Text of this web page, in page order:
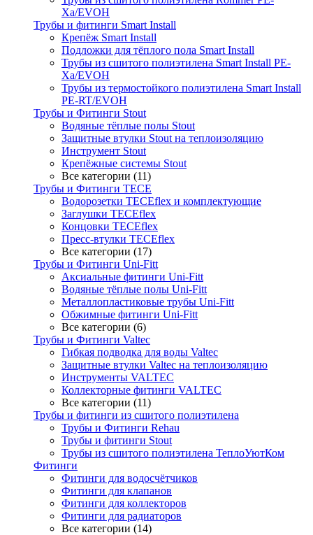
Xa/EVOH
Трубы и фитинги Smart Install
Крепёж Smart Install
Подложки для тёплого пола Smart Install
Трубы из сшитого полиэтилена Smart Install PE-
Xa/EVOH
Трубы из термостойкого полиэтилена Smart Install
PE-RT/EVOH
Трубы и Фитинги Stout
Водяные тёплые полы Stout
Защитные втулки Stout на теплоизоляцию
Инструмент Stout
Крепёжные системы Stout
Все категории (11)
Трубы и Фитинги TECE
Водорозетки TECEflex и комплектующие
Заглушки TECEflex
Концовки TECEflex
Пресс-втулки TECEflex
Все категории (17)
Трубы и Фитинги Uni-Fitt
Аксиальные фитинги Uni-Fitt
Водяные тёплые полы Uni-Fitt
Металлопластиковые трубы Uni-Fitt
Обжимные фитинги Uni-Fitt
Все категории (6)
Трубы и Фитинги Valtec
Гибкая подводка для воды Valtec
Защитные втулки Valtec на теплоизоляцию
Инструменты VALTEC
Коллекторные фитинги VALTEC
Все категории (11)
Трубы и фитинги из сшитого полиэтилена
Трубы и Фитинги Rehau
Трубы и фитинги Stout
Трубы из сшитого полиэтилена ТеплоУютКом
Фитинги
Фитинги для водосчётчиков
Фитинги для клапанов
Фитинги для коллекторов
Фитинги для радиаторов
Все категории (14)